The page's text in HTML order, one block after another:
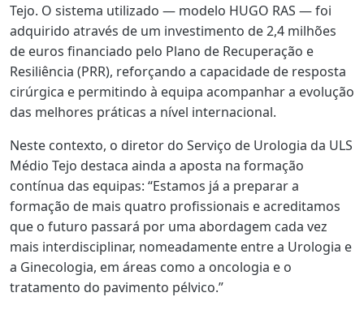
Tejo. O sistema utilizado — modelo HUGO RAS — foi
adquirido através de um investimento de 2,4 milhões
de euros financiado pelo Plano de Recuperação e
Resiliência (PRR), reforçando a capacidade de resposta
cirúrgica e permitindo à equipa acompanhar a evolução
das melhores práticas a nível internacional.
Neste contexto, o diretor do Serviço de Urologia da ULS
Médio Tejo destaca ainda a aposta na formação
contínua das equipas: “Estamos já a preparar a
formação de mais quatro profissionais e acreditamos
que o futuro passará por uma abordagem cada vez
mais interdisciplinar, nomeadamente entre a Urologia e
a Ginecologia, em áreas como a oncologia e o
tratamento do pavimento pélvico.”